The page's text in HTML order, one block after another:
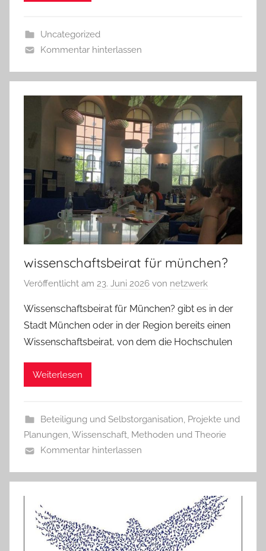
Uncategorized
Kommentar hinterlassen
wissenschaftsbeirat für münchen?
Veröffentlicht am 23. Juni 2026 von netzwerk
Wissenschaftsbeirat für München? gibt es in der
Stadt München oder in der Region bereits einen
Wissenschaftsbeirat, von dem die Hochschulen
Weiterlesen
Beteiligung und Selbstorganisation, Projekte und
Planungen,Wissenschaft, Methoden und Theorie
Kommentar hinterlassen